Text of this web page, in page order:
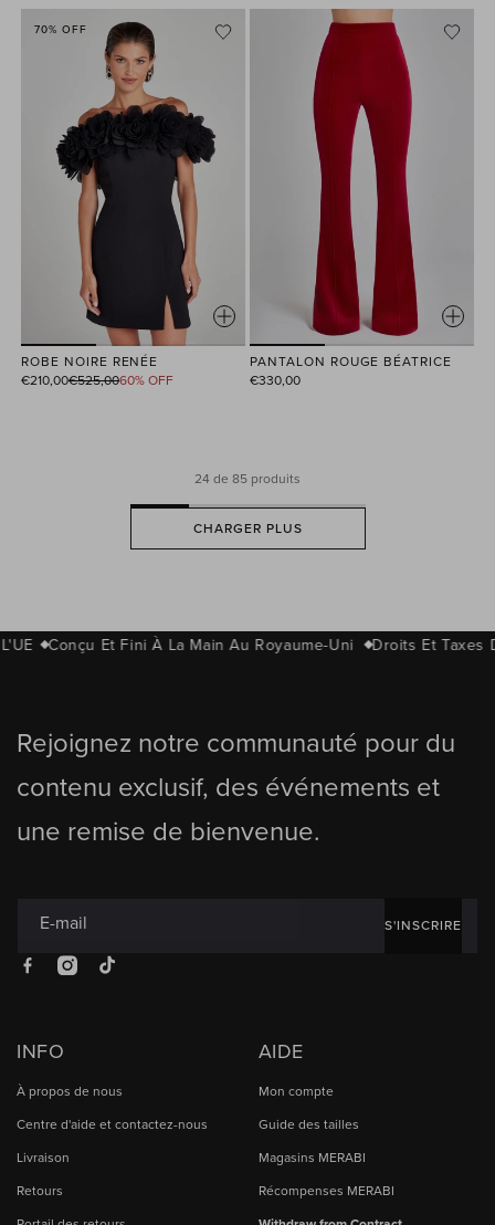
70% OFF
ROBE NOIRE RENÉE
€210,00
Prix
habituel
€525,0060% OFF
PANTALON ROUGE BÉATRICE
€330,00
24de 85 produits
CHARGER PLUS
Conçu Et Fini À La Main Au Royaume-Uni Droits Et Taxes
INFO
À propos de nous
Centre d'aide et contactez-nous
Livraison
Retours
AIDE
Mon compte
Guide des tailles
Magasins MERABI
Récompenses MERABI
Rejoignez notre communauté pour du
contenu exclusif, des événements et
une remise de bienvenue.
E-mail S'INSCRIRE
FacebookInstagramTikTok